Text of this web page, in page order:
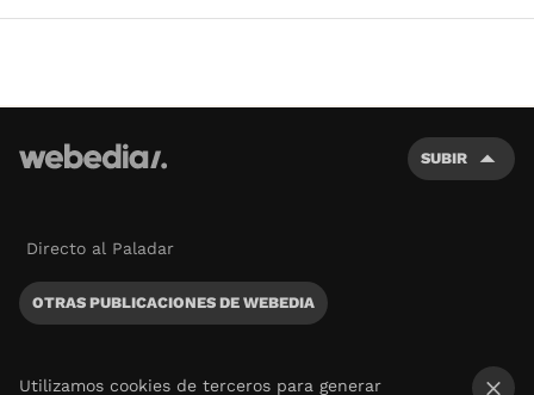
SUBIR
Directo al Paladar
OTRAS PUBLICACIONES DE WEBEDIA
Utilizamos cookies de terceros para generar